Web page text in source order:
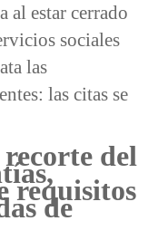
al estar cerrado
sociales
las
las citas se
del
requisitos
de